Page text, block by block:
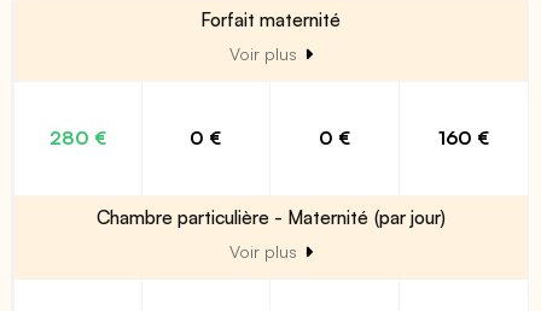
Forfait maternité
Voir plus
280 € 0 € 0 € 160 €
Chambre particulière - Maternité (par jour)
Voir plus